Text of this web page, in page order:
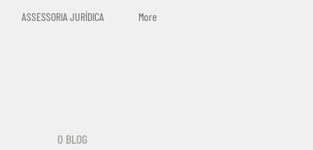
ASSESSORIA JURÍDICA More
O BLOG